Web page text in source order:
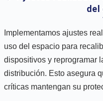
del
Implementamos ajustes
uso del espacio para
dispositivos y reprogramar
distribución. Esto asegura
críticas mantengan su